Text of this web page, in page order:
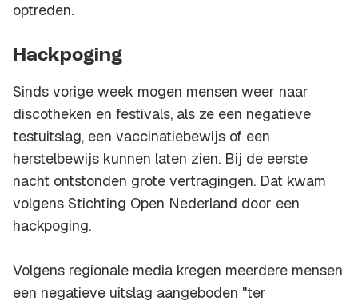
optreden.
Hackpoging
Sinds vorige week mogen mensen weer naar
discotheken en festivals, als ze een negatieve
testuitslag, een vaccinatiebewijs of een
herstelbewijs kunnen laten zien. Bij de eerste
nacht ontstonden grote vertragingen. Dat kwam
volgens Stichting Open Nederland door een
hackpoging.
Volgens regionale media kregen meerdere mensen
een negatieve uitslag aangeboden "ter